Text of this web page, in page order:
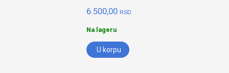
6.500,00 RSD.
Na lageru
U korpu